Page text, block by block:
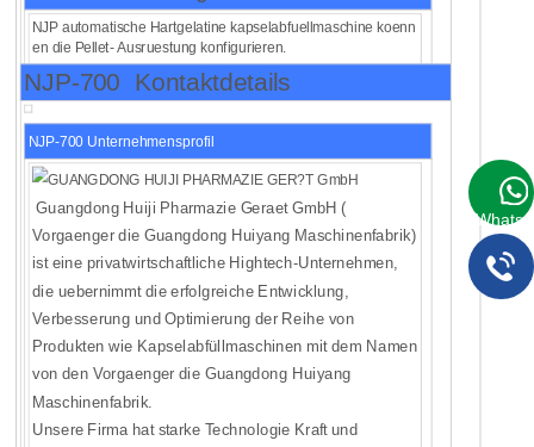
NJP automatische Hartgelatine kapselabfuellmaschine koenn
en die Pellet- Ausruestung konfigurieren.
NJP-700 Kontaktdetails
NJP-700 Unternehmensprofil
Guangdong Huiji Pharmazie Geraet GmbH (
Vorgaenger die Guangdong Huiyang Maschinenfabrik)
ist eine privatwirtschaftliche Hightech-Unternehmen,
die uebernimmt die erfolgreiche Entwicklung,
Verbesserung und Optimierung der Reihe von
Produkten wie Kapselabfüllmaschinen mit dem Namen
von den Vorgaenger die Guangdong Huiyang
Maschinenfabrik.
Unsere Firma hat starke Technologie Kraft und